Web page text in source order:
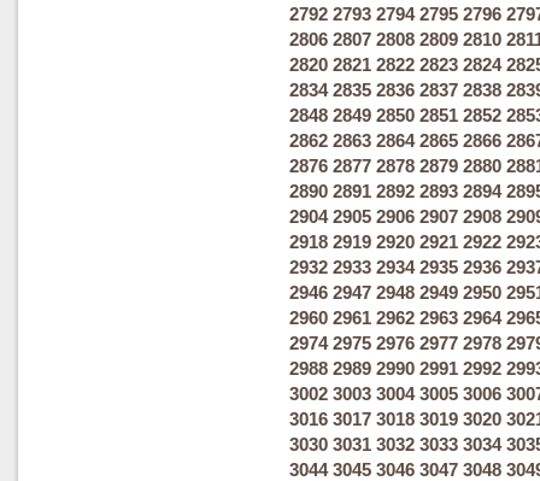
2792 2793 2794 2795 2796
2806 2807 2808 2809 2810
2820 2821 2822 2823 2824
2834 2835 2836 2837 2838
2848 2849 2850 2851 2852
2862 2863 2864 2865 2866
2876 2877 2878 2879 2880
2890 2891 2892 2893 2894
2904 2905 2906 2907 2908
2918 2919 2920 2921 2922
2932 2933 2934 2935 2936
2946 2947 2948 2949 2950
2960 2961 2962 2963 2964
2974 2975 2976 2977 2978
2988 2989 2990 2991 2992
3002 3003 3004 3005 3006
3016 3017 3018 3019 3020
3030 3031 3032 3033 3034
3044 3045 3046 3047 3048